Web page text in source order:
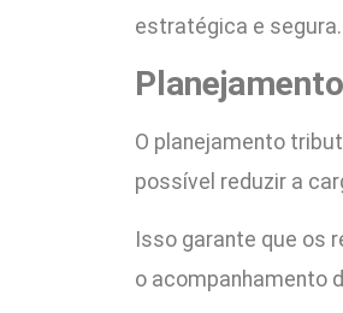
estratégica e segura.
O planejamento
possível reduzir a
Isso garante que os
o acompanhamento